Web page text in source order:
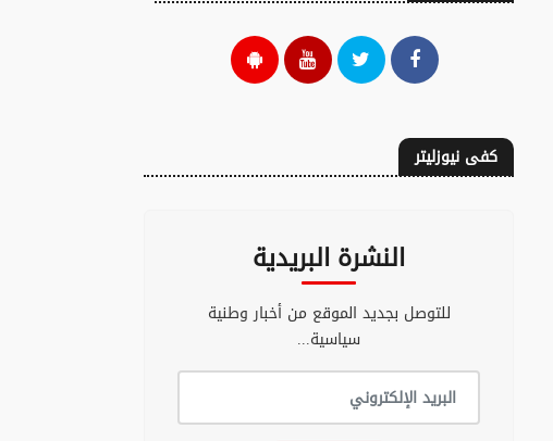
كفى نيوزليتر
النشرة البريدية
للتوصل بجديد الموقع من أخبار وطنية
سياسية...